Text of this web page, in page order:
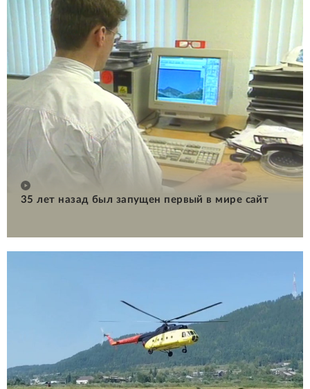
35 лет назад был запущен первый в мире сайт